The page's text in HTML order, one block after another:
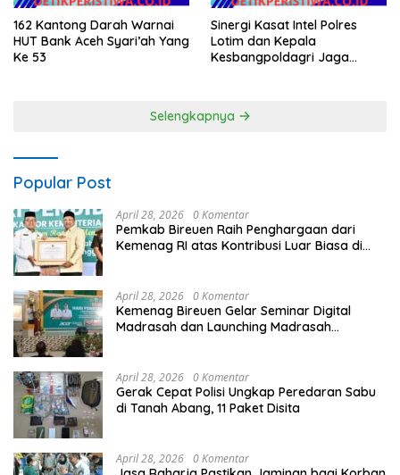
162 Kantong Darah Warnai
HUT Bank Aceh Syari’ah Yang
Ke 53
Sinergi Kasat Intel Polres
Lotim dan Kepala
Kesbangpoldagri Jaga
Selengkapnya
Popular Post
April 28, 2026 0 Komentar
Pemkab Bireuen Raih Penghargaan dari
Kemenag RI atas Kontribusi Luar Biasa di
April 28, 2026 0 Komentar
Kemenag Bireuen Gelar Seminar Digital
Madrasah dan Launching Madrasah
April 28, 2026 0 Komentar
Gerak Cepat Polisi Ungkap Peredaran Sabu
di Tanah Abang, 11 Paket Disita
April 28, 2026 0 Komentar